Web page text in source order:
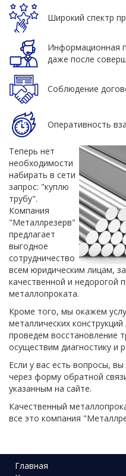
Широкий спектр
Информационная
даже после
Соблюдение
Оперативность
Теперь нет
необходимости
набирать в сети
запрос: "куплю
трубу".
Компания
"Металлрезерв"
предлагает
выгодное
сотрудничество
всем юридическим лицам,
качественной и недорогой
металлопроката.
Кроме того, мы окажем
металлических
проведем восстановление
осуществим диагностику и
Если у вас есть вопросы,
через форму обратной
указанным на сайте.
Качественный
все это компания
Главная